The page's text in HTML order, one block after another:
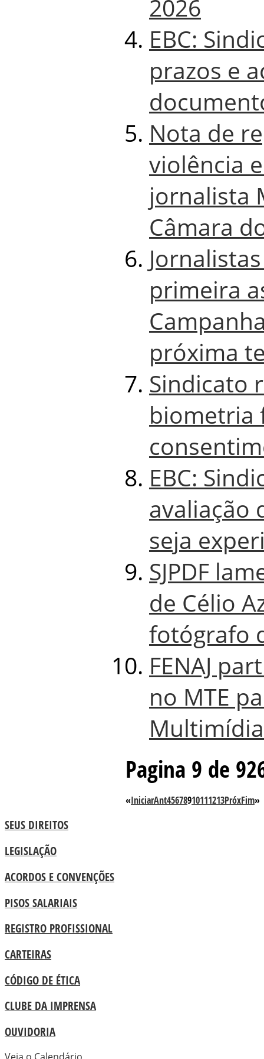
2026
EBC:
prazos e
Nota de
violência
jornalista
Câmara
primeira
próxima
Sindicato
biometria
EBC:
avaliação
seja
SJPDF
de Célio
fotógrafo
FENAJ
no MTE
Multimídia
Pagina 9 de
«IniciarAnt45678910111213PróxFim»
SEUS DIREITOS
LEGISLAÇÃO
ACORDOS E CONVENÇÕES
PISOS SALARIAIS
REGISTRO PROFISSIONAL
CARTEIRAS
CÓDIGO DE ÉTICA
CLUBE DA IMPRENSA
OUVIDORIA